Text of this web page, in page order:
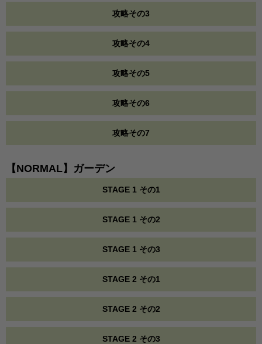
攻略その3
攻略その4
攻略その5
攻略その6
攻略その7
【NORMAL】ガーデン
STAGE 1 その1
STAGE 1 その2
STAGE 1 その3
STAGE 2 その1
STAGE 2 その2
STAGE 2 その3